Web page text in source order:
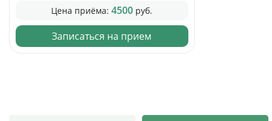
Цена приёма:4500 руб.
Записаться на прием